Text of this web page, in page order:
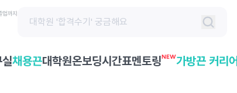
채용끈대학원온보딩시간표멘토링NEW가방끈 커리어